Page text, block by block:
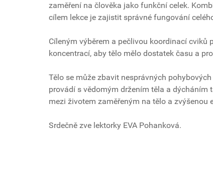
zaměření na člověka jako funkční celek.
cílem lekce je zajistit správné fungování
Cíleným výběrem a pečlivou koordinací
koncentrací, aby tělo mělo dostatek času a
Tělo se může zbavit nesprávných
provádí s vědomým držením těla a dýcháním
mezi životem zaměřeným na tělo a zvýšenou
Srdečně zve lektorky EVA Pohanková.